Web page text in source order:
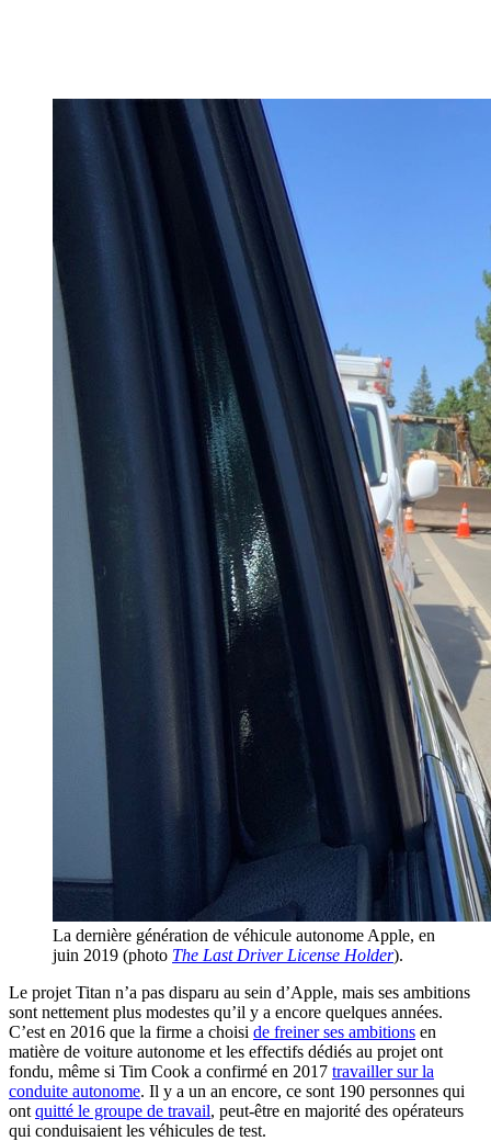
La dernière génération de véhicule autonome Apple, en
juin 2019 (photo The Last Driver License Holder).
Le projet Titan n’a pas disparu au sein d’Apple, mais ses ambitions
sont nettement plus modestes qu’il y a encore quelques années.
C’est en 2016 que la firme a choisi de freiner ses ambitions en
matière de voiture autonome et les effectifs dédiés au projet ont
fondu, même si Tim Cook a confirmé en 2017 travailler sur la
conduite autonome. Il y a un an encore, ce sont 190 personnes qui
ont quitté le groupe de travail, peut-être en majorité des opérateurs
qui conduisaient les véhicules de test.